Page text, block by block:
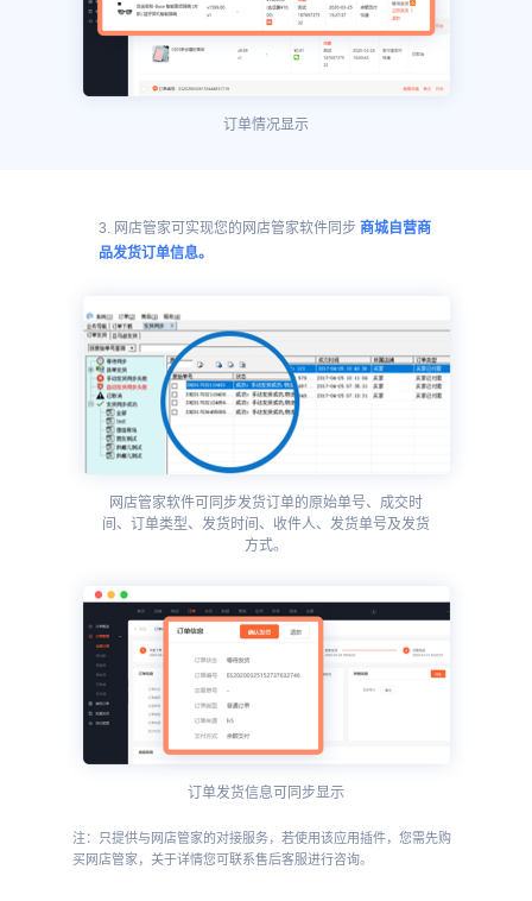
订单情况显示
3. 网店管家可实现您的网店管家软件同步 商城自营商
品发货订单信息。
网店管家软件可同步发货订单的原始单号、成交时
间、订单类型、发货时间、收件人、发货单号及发货
方式。
订单发货信息可同步显示
注：只提供与网店管家的对接服务，若使用该应用插件，您需先购
买网店管家，关于详情您可联系售后客服进行咨询。